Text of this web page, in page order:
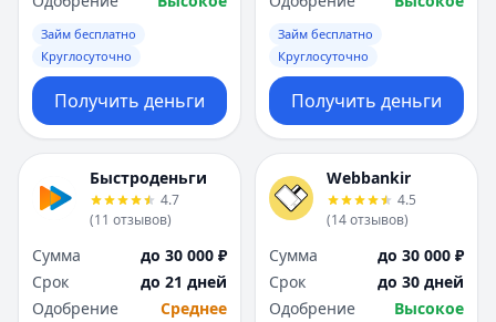
Займ бесплатно
Круглосуточно
Получить деньги
Займ бесплатно
Круглосуточно
Получить деньги
Быстроденьги
4.7
(11 отзывов)
Сумма
до 30 000 ₽
Срок
до 21 дней
Одобрение
Среднее
Webbankir
4.5
(14отзывов)
Сумма
до 30 000 ₽
Срок
до 30 дней
Одобрение
Высокое